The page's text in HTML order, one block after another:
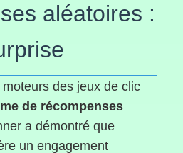
aléatoires :
moteurs des jeux de clic
de récompenses
a démontré que
un engagement